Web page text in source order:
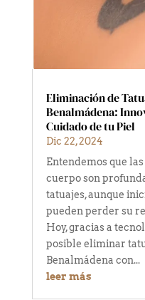
Eliminación de
Benalmádena:
Cuidado de tu Piel
Dic 22, 2024
Entendemos que
cuerpo son
tatuajes, aunque
pueden perder su
Hoy, gracias a
posible eliminar
Benalmádena con...
leer más